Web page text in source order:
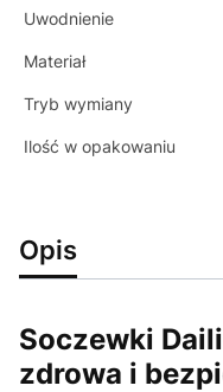
Uwodnienie
Materiał
Tryb wymiany
Ilość w opakowaniu
Opis
Soczewki
zdrowa i